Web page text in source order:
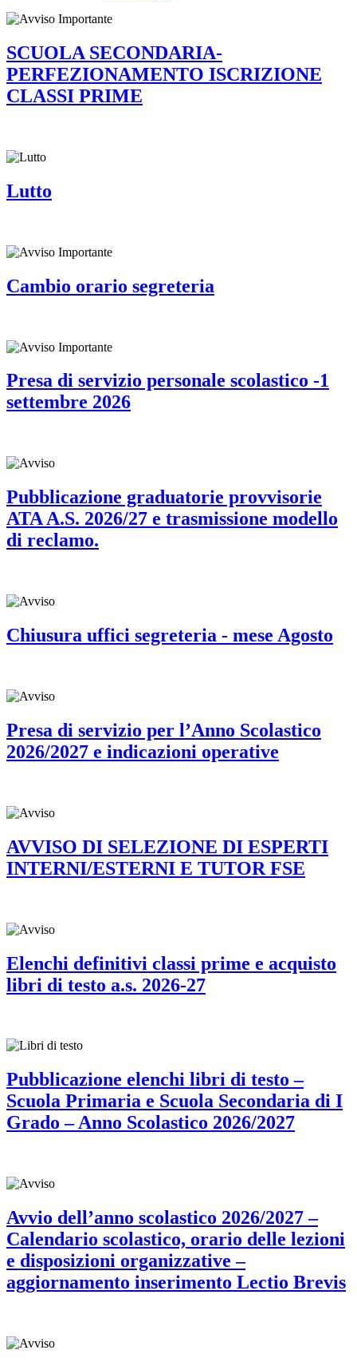
SCUOLA SECONDARIA-
PERFEZIONAMENTO ISCRIZIONE
CLASSI PRIME
Lutto
Cambio orario segreteria
Presa di servizio personale scolastico -1
settembre 2026
Pubblicazione graduatorie provvisorie
ATA A.S. 2026/27 e trasmissione modello
di reclamo.
Chiusura uffici segreteria - mese Agosto
Presa di servizio per l’Anno Scolastico
2026/2027 e indicazioni operative
AVVISO DI SELEZIONE DI ESPERTI
INTERNI/ESTERNI E TUTOR FSE
Elenchi definitivi classi prime e acquisto
libri di testo a.s. 2026-27
Pubblicazione elenchi libri di testo –
Scuola Primaria e Scuola Secondaria di I
Grado – Anno Scolastico 2026/2027
Avvio dell’anno scolastico 2026/2027 –
Calendario scolastico, orario delle lezioni
e disposizioni organizzative –
aggiornamento inserimento Lectio Brevis